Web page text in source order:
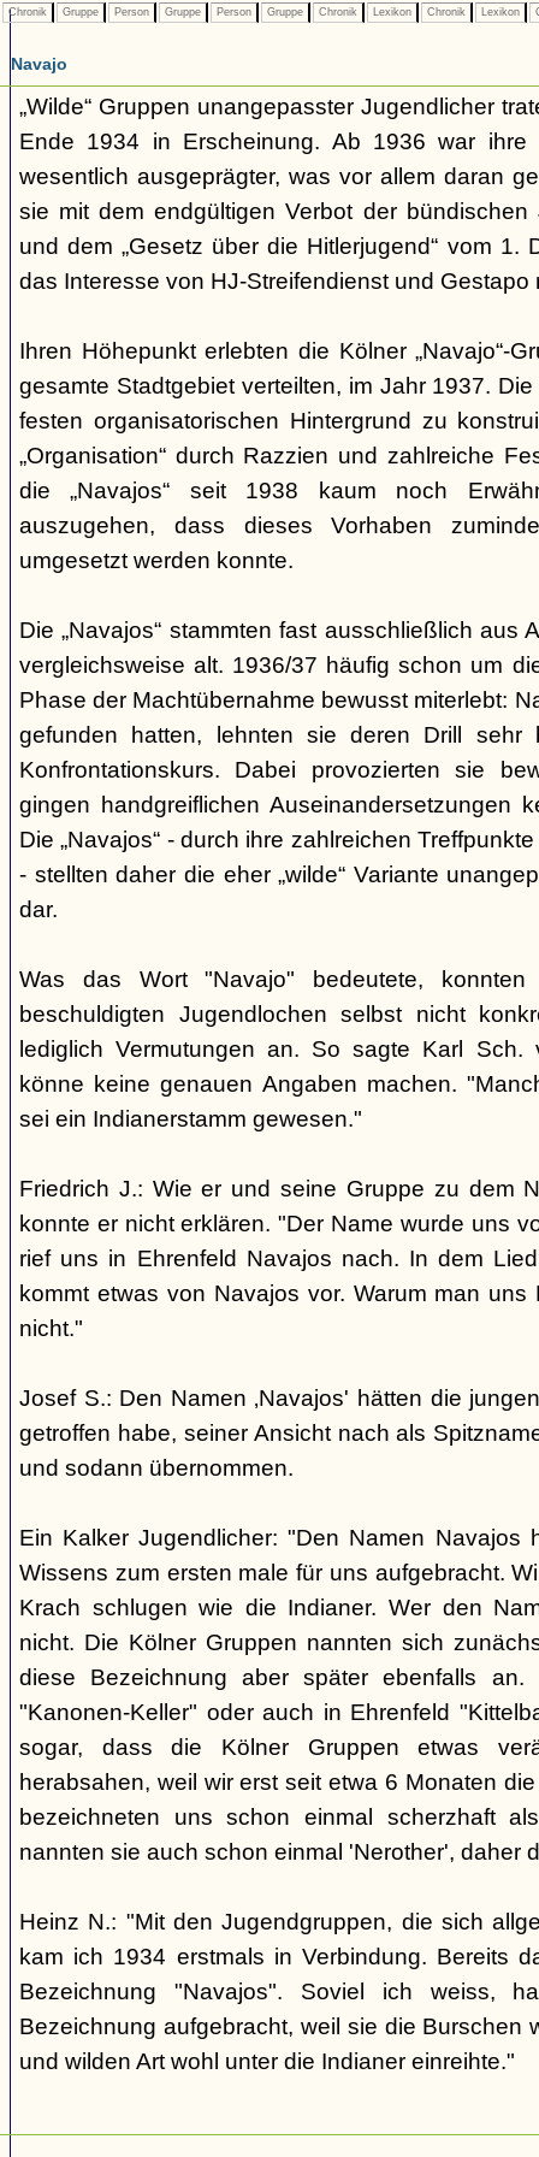
Chronik Gruppe Person Gruppe Person Gruppe Chronik Lexikon Chronik Lexikon
Navajo
„Wilde“ Gruppen unangepasster Jugendlicher
Ende 1934 in Erscheinung. Ab 1936 war ihre
wesentlich ausgeprägter, was vor allem daran
sie mit dem endgültigen Verbot der
und dem „Gesetz über die Hitlerjugend“ vom 1.
das Interesse von HJ-Streifendienst und Gestapo
Ihren Höhepunkt erlebten die Kölner „Navajo“-
gesamte Stadtgebiet verteilten, im Jahr 1937.
festen organisatorischen Hintergrund zu
„Organisation“ durch Razzien und zahlreiche
die „Navajos“ seit 1938 kaum noch
auszugehen, dass dieses Vorhaben
umgesetzt werden konnte.
Die „Navajos“ stammten fast ausschließlich aus
vergleichsweise alt. 1936/37 häufig schon um
Phase der Machtübernahme bewusst miterlebt:
gefunden hatten, lehnten sie deren Drill
Konfrontationskurs. Dabei provozierten sie
gingen handgreiflichen Auseinandersetzungen
Die „Navajos“ - durch ihre zahlreichen
- stellten daher die eher „wilde“ Variante
dar.
Was das Wort "Navajo" bedeutete, konnten
beschuldigten Jugendlochen selbst nicht
lediglich Vermutungen an. So sagte Karl
könne keine genauen Angaben machen.
sei ein Indianerstamm gewesen."
Friedrich J.: Wie er und seine Gruppe zu dem
konnte er nicht erklären. "Der Name wurde uns
rief uns in Ehrenfeld Navajos nach. In dem
kommt etwas von Navajos vor. Warum man
nicht."
Josef S.: Den Namen ‚Navajos' hätten die
getroffen habe, seiner Ansicht nach als
und sodann übernommen.
Ein Kalker Jugendlicher: "Den Namen Navajos
Wissens zum ersten male für uns aufgebracht.
Krach schlugen wie die Indianer. Wer den
nicht. Die Kölner Gruppen nannten sich
diese Bezeichnung aber später ebenfalls
"Kanonen-Keller" oder auch in Ehrenfeld
sogar, dass die Kölner Gruppen etwas
herabsahen, weil wir erst seit etwa 6 Monaten
bezeichneten uns schon einmal scherzhaft
nannten sie auch schon einmal 'Nerother', daher
Heinz N.: "Mit den Jugendgruppen, die sich
kam ich 1934 erstmals in Verbindung. Bereits
Bezeichnung "Navajos". Soviel ich weiss,
Bezeichnung aufgebracht, weil sie die Burschen
und wilden Art wohl unter die Indianer einreihte."